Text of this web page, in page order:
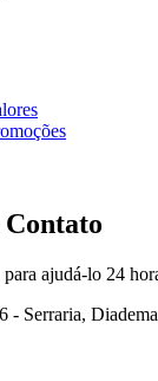
ajudá-lo 24
- Serraria,